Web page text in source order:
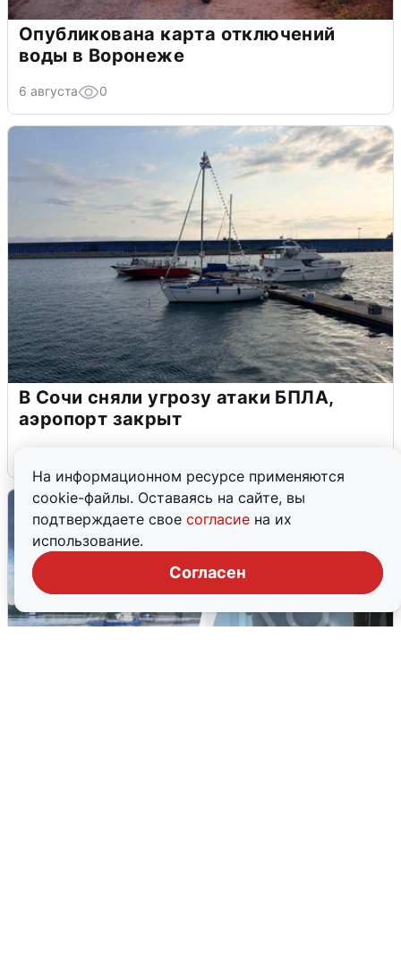
На информационном ресурсе применяются
cookie-файлы. Оставаясь на сайте, вы
подтверждаете свое согласие на их
использование.
Согласен
Опубликована карта отключений
воды в Воронеже
6 августа 0
В Сочи сняли угрозу атаки БПЛА,
аэропорт закрыт